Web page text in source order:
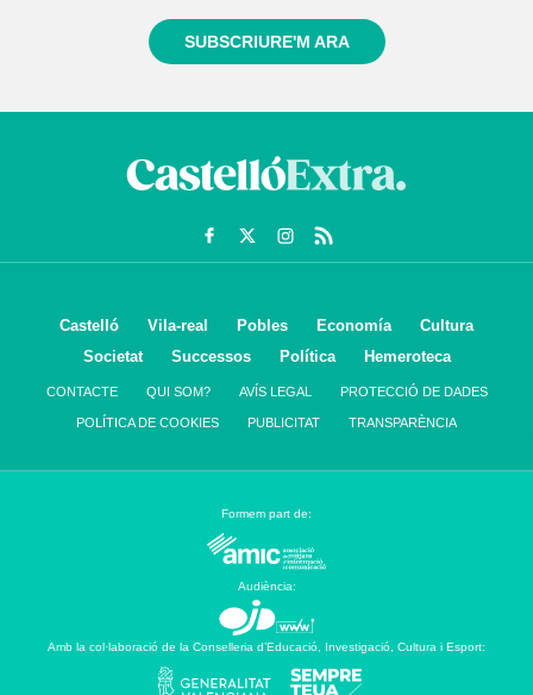
SUBSCRIURE'M ARA
Castelló Vila-real Pobles Economía
Cultura
Societat
Successos Política Hemeroteca
CONTACTE QUI SOM? AVÍS LEGAL PROTECCIÓ DE DADES
POLÍTICA DE COOKIES PUBLICITAT TRANSPARÈNCIA
Formem part de:
Audiència:
Amb la col·laboració de la Conselleria d’Educació, Investigació, Cultura i Esport: